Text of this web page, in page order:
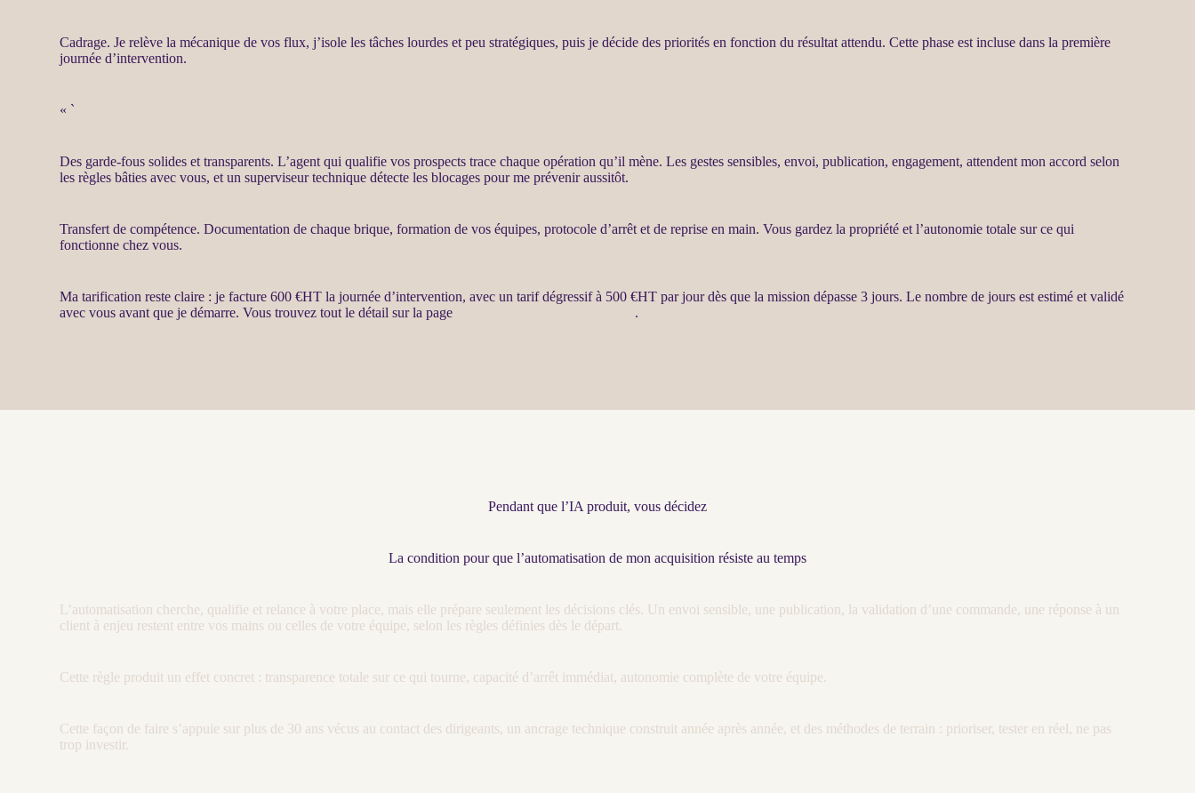
Cadrage. Je relève la mécanique de vosflux, j’isole les tâches lourdes et peu stratégiques, puis je décide des priorités en fonction du résultat attendu. Cette phase est incluse dans la première
journée d’intervention.
« `
Des garde-fous solides et transparents. L’agent qui qualifie vosprospects trace chaque opération qu’il mène. Les gestes sensibles, envoi, publication, engagement, attendent mon accord selon
les règles bâties avec vous, et un superviseur technique détecte les blocages pour me prévenir aussitôt.
Transfert de compétence. Documentation de chaque brique, formation de vos équipes, protocole d’arrêt et de reprise en main. Vous gardez la propriété et l’autonomie totale sur ce qui
fonctionne chez vous.
Ma tarification reste claire : je facture 600 €HT la journée d’intervention, avec un tarif dégressif à 500 €HT par jour dès que lamission dépasse 3 jours. Le nombre de jours est estimé et validé
avec vous avant que je démarre. Vous trouvez tout le détail sur la page
.
Pendant que l’IA produit, vous décidez
La condition pour que l’automatisation de mon acquisition résiste au temps
L’automatisation cherche, qualifie et relance à votre place, mais elle prépare seulement les décisions clés. Un envoi sensible, une publication, la validation d’une commande, une réponse à un
client à enjeu restent entre vos mains ou celles de votre équipe, selon les règles définies dès le départ.
Cette règle produit un effet concret : transparence totale sur ce qui tourne, capacité d’arrêt immédiat, autonomie complète de votre équipe.
Cette façon de faire s’appuie sur plus de 30 ans vécus au contact des dirigeants, un ancrage technique construit année après année, et des méthodes de terrain : prioriser, tester en réel, ne pas
trop investir.